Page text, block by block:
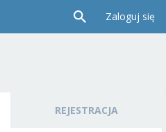
Zaloguj się
REJESTRACJA